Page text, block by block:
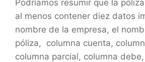
Podríamos resumir que la
al menos contener diez datos
nombre de la empresa, el
póliza, columna cuenta,
columna parcial, columna